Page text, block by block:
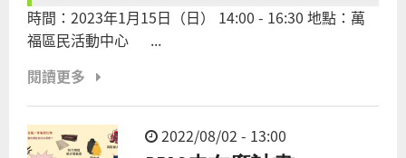
時間：2023年1月15日（日） 14:00 - 16:30 地點：萬
福區民活動中心 ...
閱讀更多
2022/08/02 - 13:00